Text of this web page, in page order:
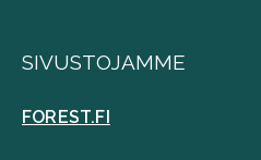
SIVUSTOJAMME
FOREST.FI